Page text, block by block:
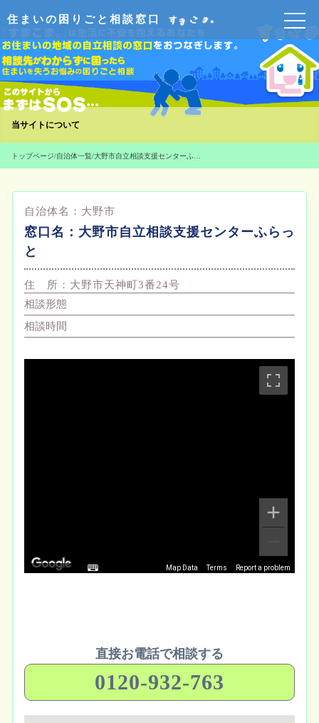
住まいの困りごと相談窓口
当サイトについて
トップページ/自治体一覧/ 大野市自立相談支援センターふらっと
自治体名： 大野市
窓口名： 大野市自立相談支援センターふらっ
と
住 所： 大野市天神町3番24号
相談形態
相談時間
Map Data Terms Report a problem
直接お電話で相談する
0120-932-763